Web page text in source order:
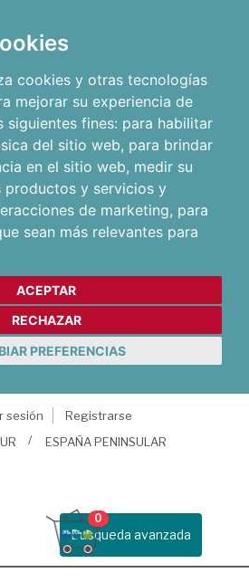
cookies y otras tecnologías
mejorar su experiencia de
siguientes fines: para habilitar
del sitio web, para brindar
en el sitio web, medir su
productos y servicios y
de marketing, para
sean más relevantes para
ACEPTAR
RECHAZAR
PREFERENCIAS
sesión
Registrarse
ESPAÑA PENINSULAR
Busqueda avanzada
0